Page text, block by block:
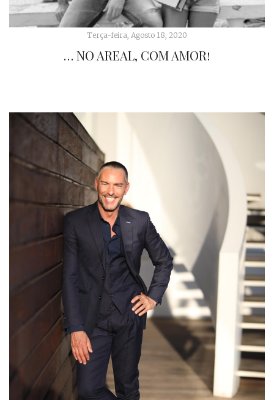
Terça-feira, Agosto 18, 2020
… NO AREAL, COM AMOR!